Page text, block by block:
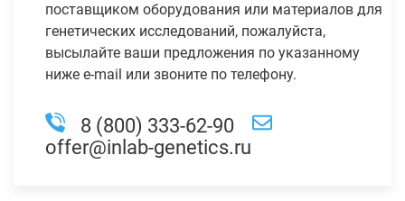
поставщиком оборудования или материалов для
генетических исследований, пожалуйста,
высылайте ваши предложения по указанному
ниже e-mail или звоните по телефону.
8 (800) 333-62-90
offer@inlab-genetics.ru